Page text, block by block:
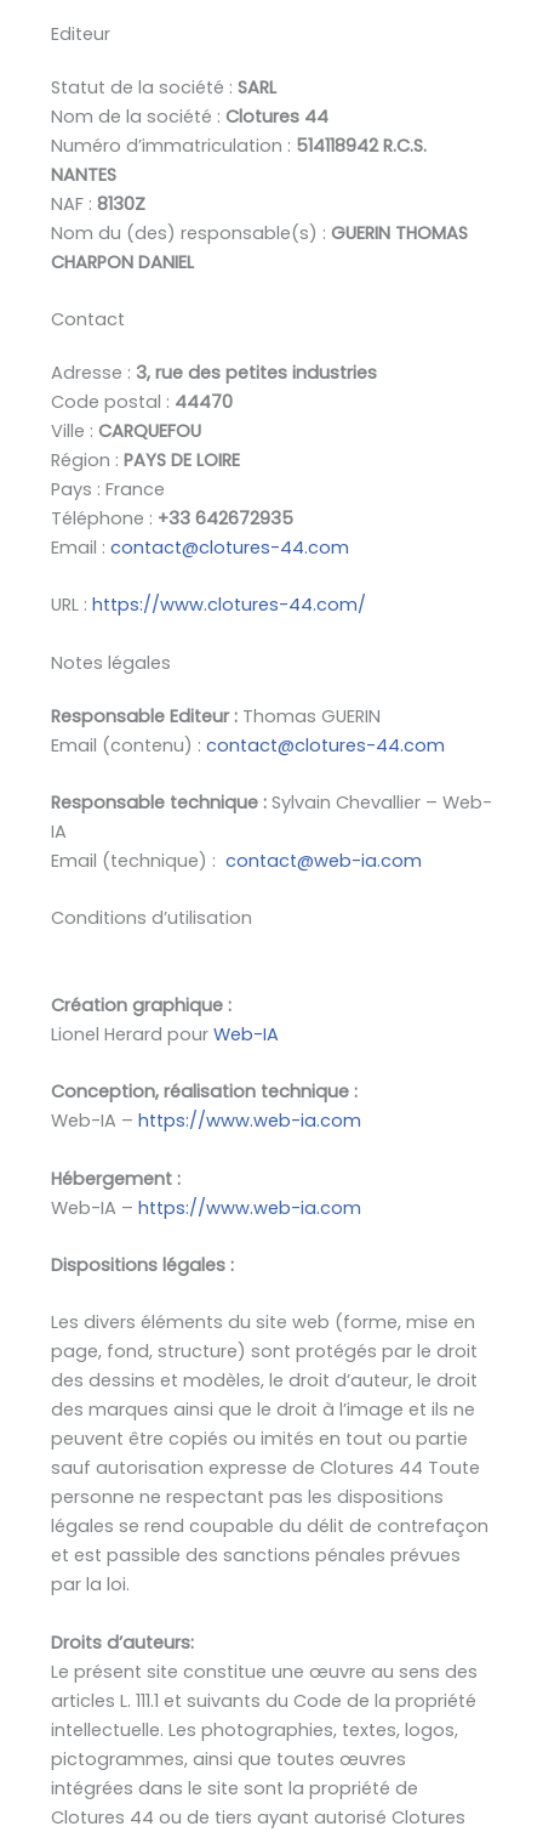
Editeur
Statut de la société : SARL
Nom de la société : Clotures 44
Numéro d’immatriculation : 514118942 R.C.S.
NANTES
NAF : 8130Z
Nom du (des) responsable(s) : GUERIN THOMAS
CHARPON DANIEL
Contact
Adresse : 3, rue des petites industries
Code postal : 44470
Ville : CARQUEFOU
Région : PAYS DE LOIRE
Pays : France
Téléphone : +33 642672935
Email : contact@clotures-44.com
URL : https://www.clotures-44.com/
Notes légales
Responsable Editeur : Thomas GUERIN
Email (contenu) : contact@clotures-44.com
Responsable technique :Sylvain Chevallier – Web-
IA
Email (technique) : contact@web-ia.com
Conditions d’utilisation
Création graphique :
Lionel Herard pour Web-IA
Conception, réalisation technique :
Web-IA – https://www.web-ia.com
Hébergement :
Web-IA – https://www.web-ia.com
Dispositions légales :
Les divers éléments du site web (forme, mise en
page, fond, structure) sont protégés par le droit
des dessins et modèles, le droit d’auteur, le droit
des marques ainsi que le droit à l’image et ils ne
peuvent être copiés ou imités en tout ou partie
sauf autorisation expresse de Clotures 44 Toute
personne ne respectant pas les dispositions
légales se rend coupable du délit de contrefaçon
et est passible des sanctions pénales prévues
par la loi.
Droits d’auteurs:
Le présent site constitue une œuvre au sens des
articles L. 111.1 et suivants du Code de la propriété
intellectuelle. Les photographies, textes, logos,
pictogrammes, ainsi que toutes œuvres
intégrées dans le site sont la propriété de
Clotures 44 ou de tiers ayant autorisé Clotures